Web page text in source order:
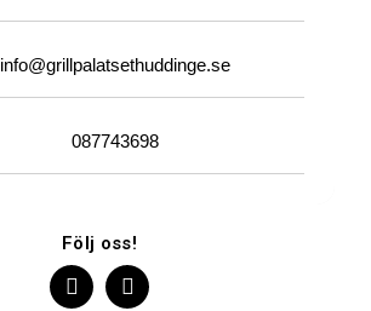
info@grillpalatsethuddinge.se
087743698
Följ oss!